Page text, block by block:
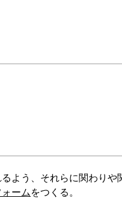
よう、それらに関わりや
ーム をつくる。